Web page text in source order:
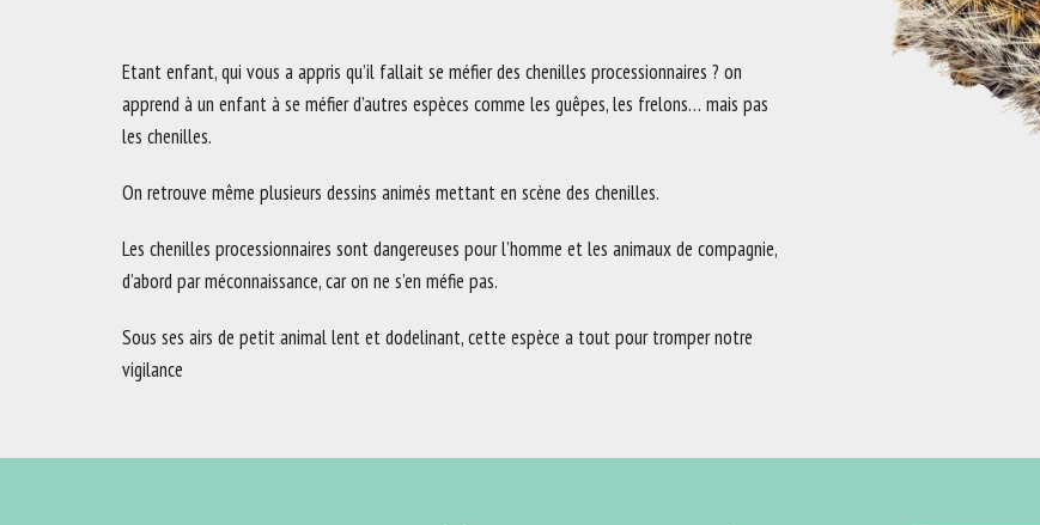
Etant enfant, qui vous a appris qu’il fallait se méfier des chenilles processionnaires ? on
apprend à un enfant à se méfier d’autres espèces comme les guêpes, les frelons… mais pas
les chenilles.
On retrouve même plusieurs dessins animés mettant en scène des chenilles.
Les chenilles processionnaires sont dangereuses pour l’homme et les animaux de compagnie,
d’abord par méconnaissance, car on ne s’en méfie pas.
Sous ses airs de petit animal lent et dodelinant, cette espèce a tout pour tromper notre
vigilance